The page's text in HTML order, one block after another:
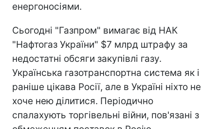
енергоносіями.
Сьогодні "Газпром" вимагає від НАК
"Нафтогаз України" $7 млрд штрафу за
недостатні обсяги закупівлі газу.
Українська газотранспортна система як і
раніше цікава Росії, але в Україні ніхто не
хоче нею ділитися. Періодично
спалахують торгівельні війни, пов'язані з